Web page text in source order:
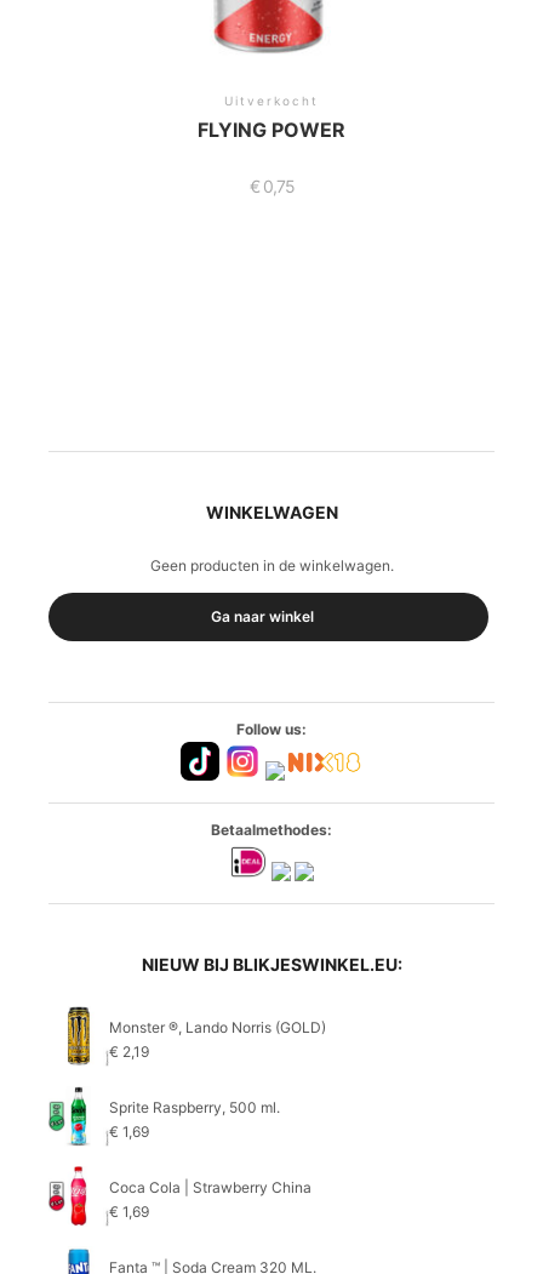
Uitverkocht
FLYING POWER
€0,75
WINKELWAGEN
Geen producten in de winkelwagen.
Ga naar winkel
Follow us:
Betaalmethodes:
NIEUW BIJ BLIKJESWINKEL.EU:
Monster ®, Lando Norris (GOLD)
€ 2,19
Sprite Raspberry, 500 ml.
€ 1,69
Coca Cola | Strawberry China
€ 1,69
Fanta ™ | Soda Cream 320 ML.